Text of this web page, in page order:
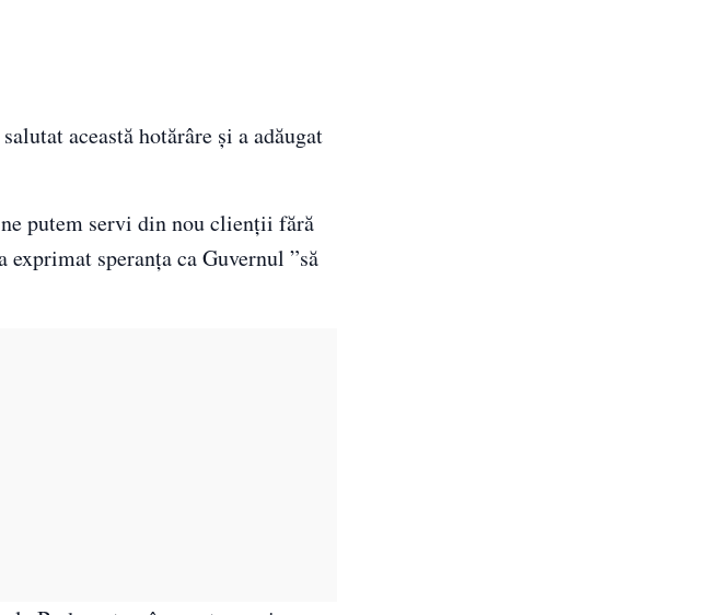
această hotărâre şi a adăugat
putem servi din nou clienţii fără
speranţa ca Guvernul ”să